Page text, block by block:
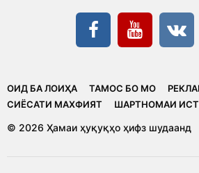
ОИД БА ЛОИҲА ТАМОС БО МО
CИЁСАТИ МАХФИЯТ
ШАРТНОМАИ
© 2026 Ҳамаи ҳуқуқҳо ҳифз шудаанд